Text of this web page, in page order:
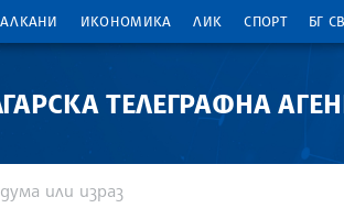
ИКОНОМИКА ЛИК СПОРТ БГ
ТЕЛЕГРАФНА